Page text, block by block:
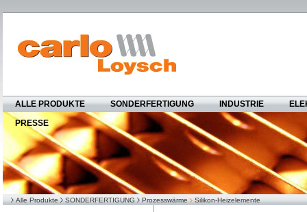
ALLE PRODUKTE SONDERFERTIGUNG INDUSTRIE
PRESSE
Alle Produkte SONDERFERTIGUNG Prozesswärme Silikon-Heizelemente